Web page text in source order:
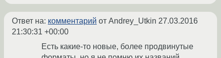
Ответ на: комментарий от Andrey_Utkin 27.03.2016
21:30:31 +00:00
Есть какие-то новые, более продвинутые